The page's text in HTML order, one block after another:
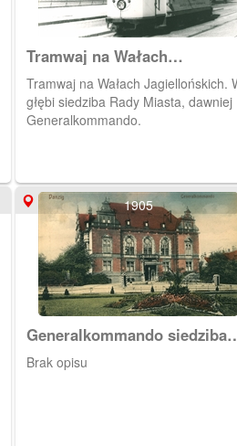
Tramwaj na Wałach
Jagiellońskich.
Tramwaj na Wałach Jagiellońskich.
głębi siedziba Rady Miasta, dawniej
Generalkommando.
1905
Generalkommando siedziba
dowództwa XVII Korpusu
Armijnego
Brak opisu